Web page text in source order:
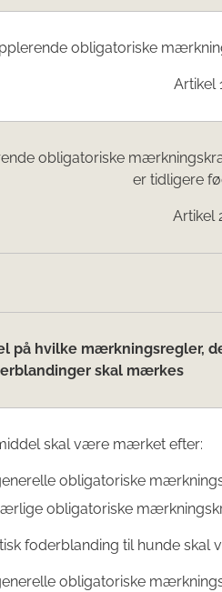
obligatoriske
Artikel
obligatoriske
er tidligere
Artikel
på hvilke mærkningsregler,
skal mærkes
skal være mærket efter:
obligatoriske
obligatoriske
foderblanding til hunde skal
obligatoriske